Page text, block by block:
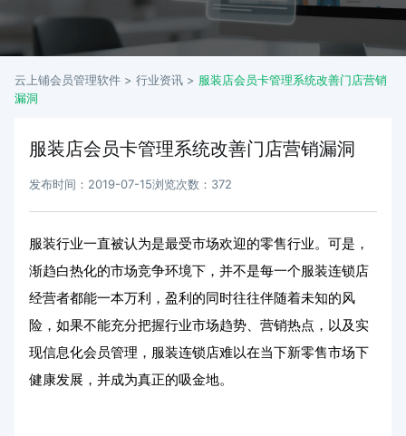
云上铺会员管理软件 > 行业资讯 > 服装店会员卡管理系统改善门店营销
漏洞
服装店会员卡管理系统改善门店营销漏洞
发布时间：2019-07-15浏览次数：372
服装行业一直被认为是最受市场欢迎的零售行业。可是，
渐趋白热化的市场竞争环境下，并不是每一个服装连锁店
经营者都能一本万利，盈利的同时往往伴随着未知的风
险，如果不能充分把握行业市场趋势、营销热点，以及实
现信息化会员管理，服装连锁店难以在当下新零售市场下
健康发展，并成为真正的吸金地。